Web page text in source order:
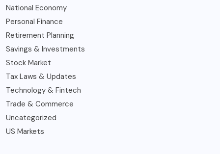
National Economy
Personal Finance
Retirement Planning
Savings & Investments
Stock Market
Tax Laws & Updates
Technology & Fintech
Trade & Commerce
Uncategorized
US Markets